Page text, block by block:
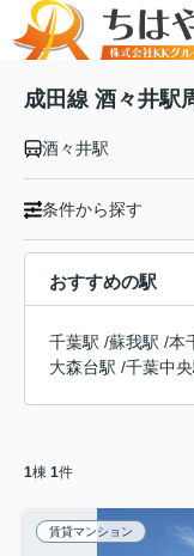
成田線 酒々井駅
酒々井駅
条件から探す
おすすめの駅
千葉駅 /蘇我駅 /本
大森台駅 /千葉中
1棟 1件
賃貸マンション